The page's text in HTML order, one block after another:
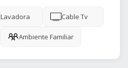
Lavadora Cable Tv
Ambiente Familiar